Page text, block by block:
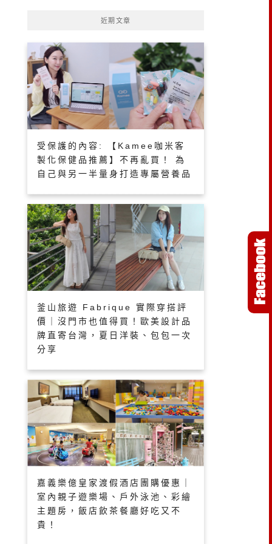
近期文章
受保護的內容: 【Kamee咖米客
製化保健品推薦】不再亂買！ 為
自己與另一半量身打造專屬營養品
釜山旅遊 Fabrique 實際穿搭評
價｜沒門市也值得買！歐美設計品
牌直寄台灣，夏日洋裝、包包一次
分享
嘉義樂億皇家渡假酒店團購優惠｜
室內親子遊樂場、戶外泳池、彩繪
主題房，飯店飲茶餐廳好吃又不
貴！